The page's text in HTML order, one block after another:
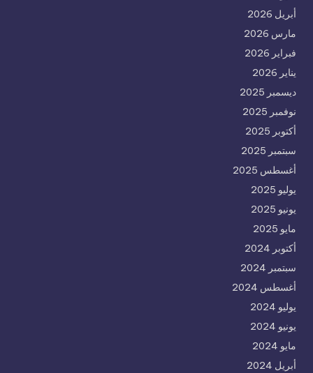
أبريل 2026
مارس 2026
فبراير 2026
يناير 2026
ديسمبر 2025
نوفمبر 2025
أكتوبر 2025
سبتمبر 2025
أغسطس 2025
يوليو 2025
يونيو 2025
مايو 2025
أكتوبر 2024
سبتمبر 2024
أغسطس 2024
يوليو 2024
يونيو 2024
مايو 2024
أبريل 2024